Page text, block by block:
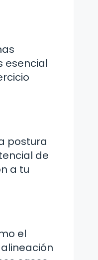
esencial
postura
de
a tu
el